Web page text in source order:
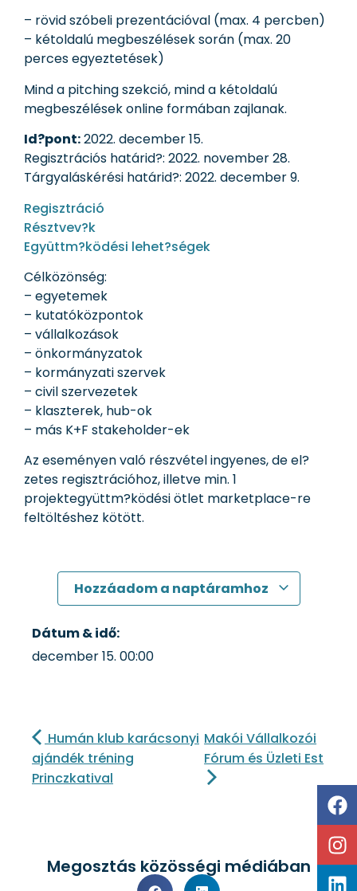
– rövid szóbeli prezentációval (max. 4 percben)
– kétoldalú megbeszélések során (max. 20
perces egyeztetések)
Mind a pitching szekció, mind a kétoldalú
megbeszélések online formában zajlanak.
Id?pont:2022. december 15.
Regisztrációs határid?: 2022. november 28.
Tárgyaláskérési határid?: 2022. december 9.
Regisztráció
Résztvev?k
Együttm?ködési lehet?ségek
Célközönség:
– egyetemek
– kutatóközpontok
– vállalkozások
– önkormányzatok
– kormányzati szervek
– civil szervezetek
– klaszterek, hub-ok
– más K+F stakeholder-ek
Az eseményen való részvétel ingyenes, de el?
zetes regisztrációhoz, illetve min. 1
projektegyüttm?ködési ötlet marketplace-re
feltöltéshez kötött.
Hozzáadom a naptáramhoz
Dátum & idő:
december 15. 00:00
Humán klub karácsonyi
ajándék tréning
Princzkatival
Makói Vállalkozói
Fórum és Üzleti Est
Megosztás közösségi médiában